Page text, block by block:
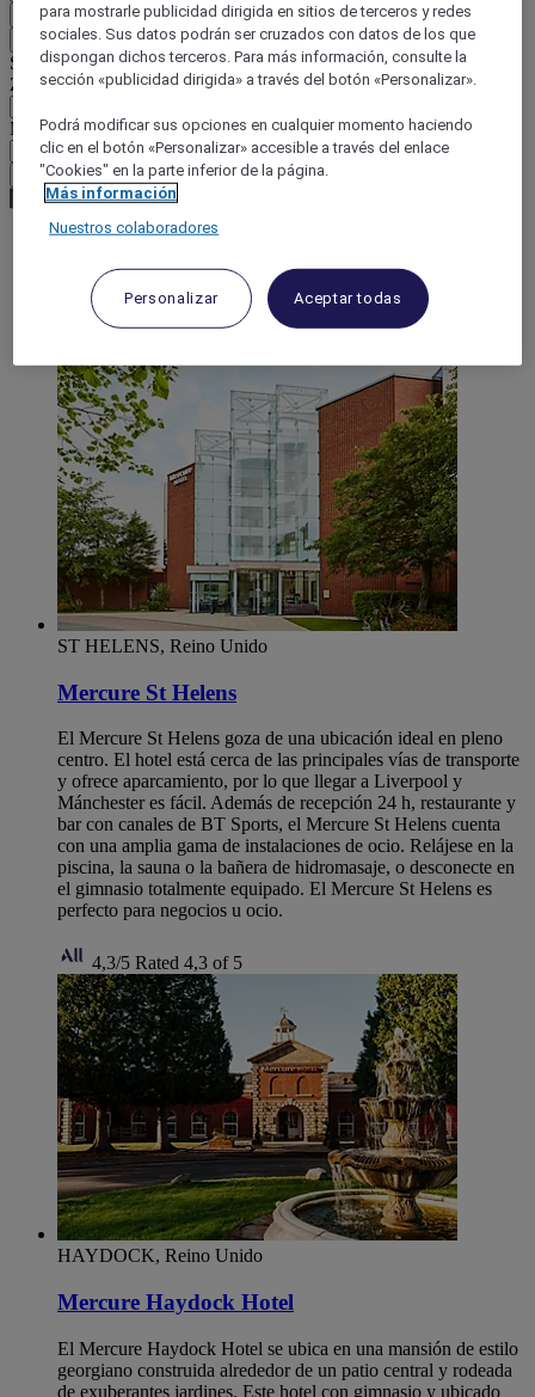
EUR (€)
Atrás
Seleccione su moneda a continuación
Zona geográfica
Moneda
Confirmar mi moneda
World
Europe
United Kingdom
St Helens
ST HELENS, Reino Unido
Mercure St Helens
El Mercure St Helens goza de una ubicación ideal en pleno
centro. El hotel está cerca de las principales vías de transporte
y ofrece aparcamiento, por lo que llegar a Liverpool y
Mánchester es fácil. Además de recepción 24 h, restaurante y
bar con canales de BT Sports, el Mercure St Helens cuenta
con una amplia gama de instalaciones de ocio. Relájese en la
piscina, la sauna o la bañera de hidromasaje, o desconecte en
el gimnasio totalmente equipado. El Mercure St Helens es
perfecto para negocios u ocio.
4,3/5 Rated 4,3 of 5
HAYDOCK, Reino Unido
Mercure Haydock Hotel
El Mercure Haydock Hotel se ubica en una mansión de estilo
georgiano construida alrededor de un patio central y rodeada
de exuberantes jardines. Este hotel con gimnasio y ubicado
para mostrarle publicidad dirigida en sitios de terceros y redes
sociales. Sus datos podrán ser cruzados con datos de los que
dispongan dichos terceros. Para más información, consulte la
sección «publicidad dirigida» a través del botón «Personalizar».
Podrá modificar sus opciones en cualquier momento haciendo
clic en el botón «Personalizar» accesible a través del enlace
"Cookies" en la parte inferior de la página.
Más información
Nuestros colaboradores
Personalizar Aceptar todas